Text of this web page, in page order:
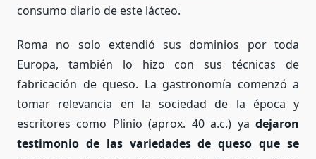
consumo diario de este lácteo.
Roma no solo extendió sus dominios por toda
Europa, también lo hizo con sus técnicas de
fabricación de queso. La gastronomía comenzó a
tomar relevancia en la sociedad de la época y
escritores como Plinio (aprox. 40 a.c.) ya dejaron
testimonio de las variedades de queso que se